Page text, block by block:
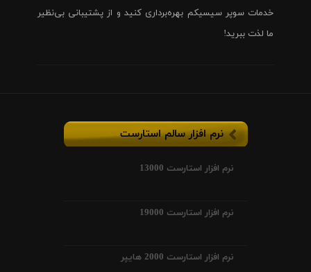
خدمات سوپر سیسیکم بهره‌برداری کنید و از پشتیبانی بی‌نظیر
ما لذت ببرید!
نرم افزار سالم استارست
نرم افزار استارست 13000
نرم افزار استارست 19000
نرم افزار استارست 2000 هایپر